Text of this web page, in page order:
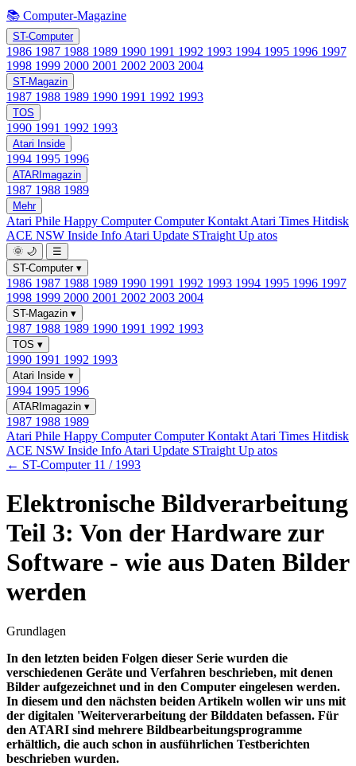
📚 Computer-Magazine
ST-Computer
1986 1987 1988 1989 1990 1991 1992 1993 1994 1995 1996 1997
1998 1999 2000 2001 2002 2003 2004
ST-Magazin
1987 1988 1989 1990 1991 1992 1993
TOS
1990 1991 1992 1993
Atari Inside
1994 1995 1996
ATARImagazin
1987 1988 1989
Mehr
Atari Phile Happy ComputerComputer Kontakt Atari Times Hitdisk
ACE NSW Inside Info Atari Update STraight Up atos
🌞 🌙
☰
ST-Computer ▾
1986 1987 1988 1989 1990 1991 1992 1993 1994 1995 1996 1997
1998 1999 2000 2001 2002 2003 2004
ST-Magazin ▾
1987 1988 1989 1990 1991 1992 1993
TOS ▾
1990 1991 1992 1993
Atari Inside ▾
1994 1995 1996
ATARImagazin ▾
1987 1988 1989
Atari Phile Happy ComputerComputer Kontakt Atari Times Hitdisk
ACE NSW Inside Info Atari Update STraight Up atos
← ST-Computer 11 / 1993
Elektronische Bildverarbeitung
Teil 3: Von der Hardware zur
Software - wie aus Daten Bilder
werden
Grundlagen
In den letzten beiden Folgen dieser Serie wurden die
verschiedenen Geräte und Verfahren beschrieben, mit denen
Bilder aufgezeichnet und in den Computer eingelesen werden.
In diesem und den nächsten beiden Artikeln wollen wir uns mit
der digitalen 'Weiterverarbeitung der Bilddaten befassen. Für
den ATARI sind mehrere Bildbearbeitungsprogramme
erhältlich, die auch schon in ausführlichen Testberichten
beschrieben wurden.